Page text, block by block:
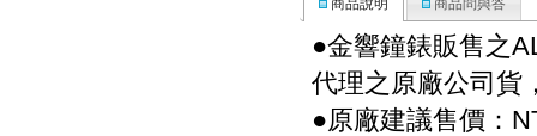
●金響鐘錶販售之
代理之原廠公司貨
●原廠建議售價：